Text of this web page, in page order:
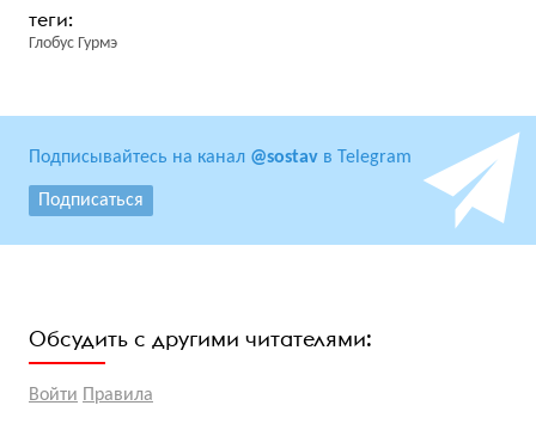
Глобус Гурмэ
Подписывайтесь на канал @sostav в Telegram
Подписаться
Обсудить с другими читателями:
Войти Правила